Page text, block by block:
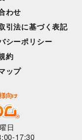
わせ
引法に基づく表記
シーポリシー
約
ップ
日
17:30